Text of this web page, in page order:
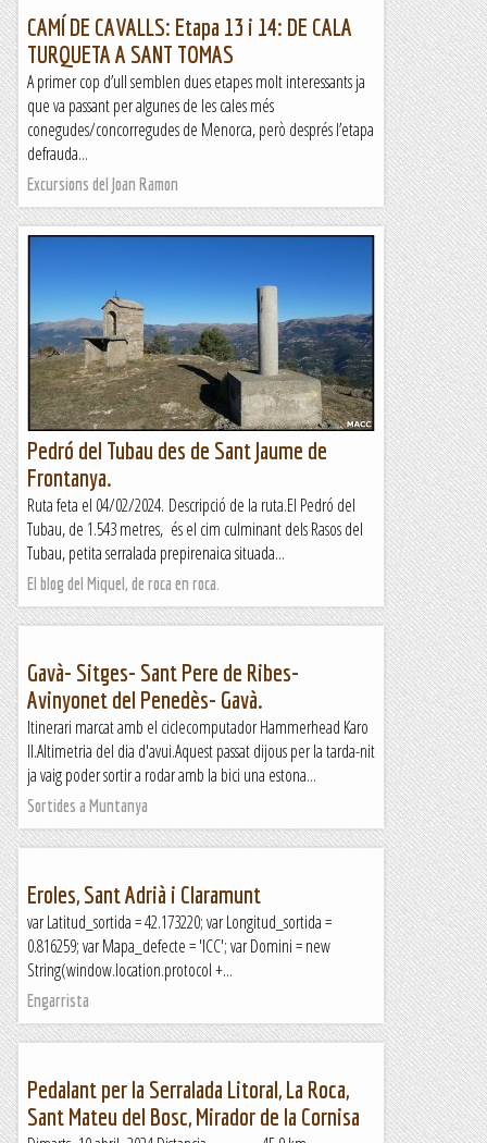
CAMÍ DE CAVALLS: Etapa 13 i 14: DE CALA
TURQUETA A SANT TOMAS
A primer cop d’ull semblen dues etapes molt interessants ja
que va passant per algunes de les cales més
conegudes/concorregudes de Menorca, però després l’etapa
defrauda...
Excursions del Joan Ramon
Pedró del Tubau des de Sant Jaume de
Frontanya.
Ruta feta el 04/02/2024. Descripció de la ruta.El Pedró del
Tubau, de 1.543 metres, és el cim culminant dels Rasos del
Tubau, petita serralada prepirenaica situada...
El blog del Miquel, de roca en roca.
Gavà- Sitges- Sant Pere de Ribes-
Avinyonet del Penedès- Gavà.
Itinerari marcat amb el ciclecomputador Hammerhead Karo
II.Altimetria del dia d'avui.Aquest passat dijous per la tarda-nit
ja vaig poder sortir a rodar amb la bici una estona...
Sortides a Muntanya
Eroles, Sant Adrià i Claramunt
var Latitud_sortida = 42.173220; var Longitud_sortida =
0.816259; var Mapa_defecte = 'ICC'; var Domini = new
String(window.location.protocol +...
Engarrista
Pedalant per la Serralada Litoral, La Roca,
Sant Mateu del Bosc, Mirador de la Cornisa